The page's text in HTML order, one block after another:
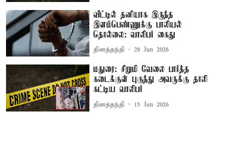
வீட்டில் தனியாக இருந்த
இளம்பெண்ணுக்கு பாலியல்
தொல்லை: வாலிபர் கைது
தினத்தந்தி 28 Jun 2026
மதுரை: சிறுமி வேலை பார்த்த
கடைக்குள் புகுந்து அவருக்கு தாலி
கட்டிய வாலிபர்
தினத்தந்தி 15 Jun 2026